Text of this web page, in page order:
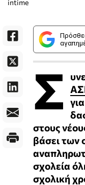
intime
Σ
στους
βάσει των
σχολεία
σχολική